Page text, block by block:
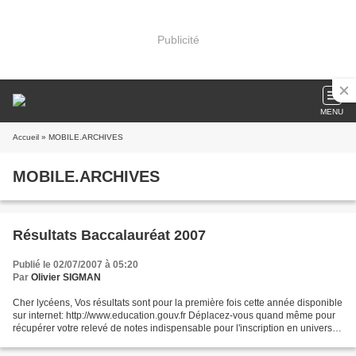
Publicité
MENU
Accueil » MOBILE.ARCHIVES
MOBILE.ARCHIVES
Résultats Baccalauréat 2007
Publié le 02/07/2007 à 05:20
Par Olivier SIGMAN
Cher lycéens, Vos résultats sont pour la première fois cette année disponible
sur internet: http://www.education.gouv.fr Déplacez-vous quand même pour
récupérer votre relevé de notes indispensable pour l'inscription en université